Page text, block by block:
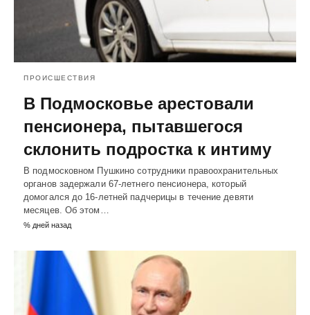
ПРОИСШЕСТВИЯ
В Подмосковье арестовали
пенсионера, пытавшегося
склонить подростка к интиму
В подмосковном Пушкино сотрудники правоохранительных
органов задержали 67-летнего пенсионера, который
домогался до 16-летней падчерицы в течение девяти
месяцев. Об этом…
% дней назад